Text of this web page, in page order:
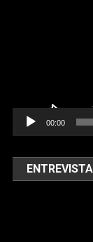
00:00